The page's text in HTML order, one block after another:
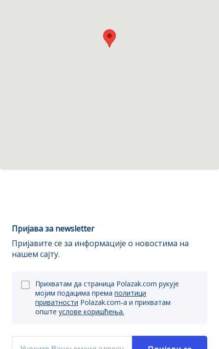
Пријава за newsletter
Пријавите се за информације о новостима на
нашем сајту.
Прихватам да страница Polazak.com рукује
мојим подацима према политици
приватности Polazak.com-a и прихватам
опште услове коришћења.